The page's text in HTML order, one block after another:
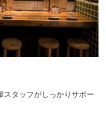
スタッフがしっかりサポー